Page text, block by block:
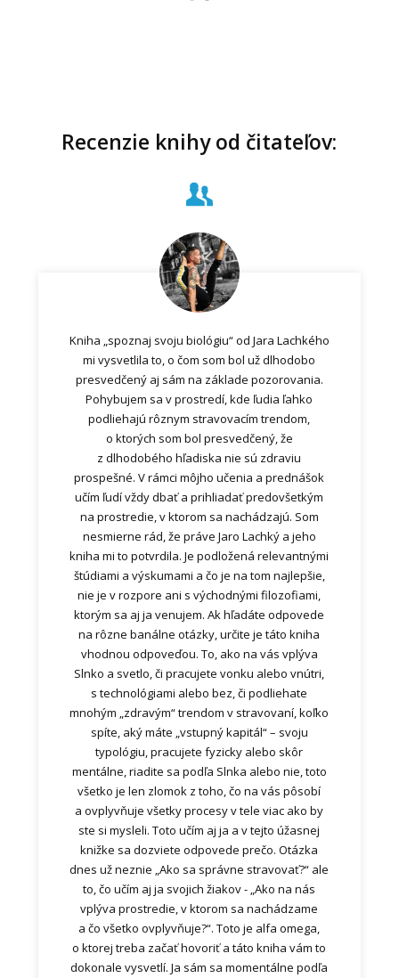
Recenzie knihy od čitateľov:
Kniha „spoznaj svoju biológiu“ od Jara Lachkého
mi vysvetlila to, o čom som bol už dlhodobo
presvedčený aj sám na základe pozorovania.
Pohybujem sa v prostredí, kde ľudia ľahko
podliehajú rôznym stravovacím trendom,
o ktorých som bol presvedčený, že
z dlhodobého hľadiska nie sú zdraviu
prospešné. V rámci môjho učenia a prednášok
učím ľudí vždy dbať a prihliadať predovšetkým
na prostredie, v ktorom sa nachádzajú. Som
nesmierne rád, že práve Jaro Lachký a jeho
kniha mi to potvrdila. Je podložená relevantnými
štúdiami a výskumami a čo je na tom najlepšie,
nie je v rozpore ani s východnými filozofiami,
ktorým sa aj ja venujem. Ak hľadáte odpovede
na rôzne banálne otázky, určite je táto kniha
vhodnou odpoveďou. To, ako na vás vplýva
Slnko a svetlo, či pracujete vonku alebo vnútri,
s technológiami alebo bez, či podliehate
mnohým „zdravým“ trendom v stravovaní, koľko
spíte, aký máte „vstupný kapitál“ – svoju
typológiu, pracujete fyzicky alebo skôr
mentálne, riadite sa podľa Slnka alebo nie, toto
všetko je len zlomok z toho, čo na vás pôsobí
a ovplyvňuje všetky procesy v tele viac ako by
ste si mysleli. Toto učím aj ja a v tejto úžasnej
knižke sa dozviete odpovede prečo. Otázka
dnes už neznie „Ako sa správne stravovať?“ ale
to, čo učím aj ja svojich žiakov - „Ako na nás
vplýva prostredie, v ktorom sa nachádzame
a čo všetko ovplyvňuje?“. Toto je alfa omega,
o ktorej treba začať hovoriť a táto kniha vám to
dokonale vysvetlí. Ja sám sa momentálne podľa